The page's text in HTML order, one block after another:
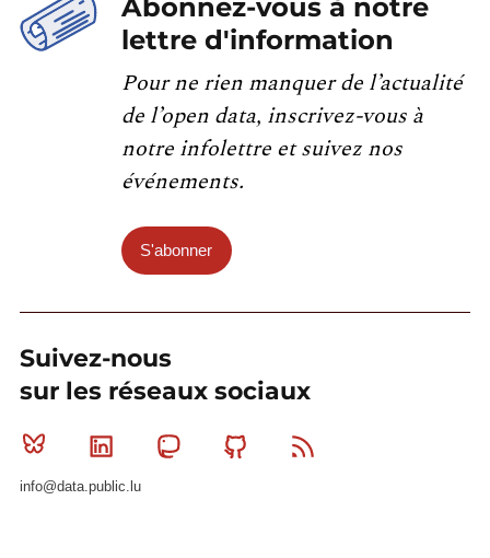
Abonnez-vous à notre
lettre d'information
Pour ne rien manquer de l’actualité
de l’open data, inscrivez-vous à
notre infolettre et suivez nos
événements.
S'abonner
Suivez-nous
sur les réseaux sociaux
Bluesky Linkedin MastodonGithub
info@data.public.lu